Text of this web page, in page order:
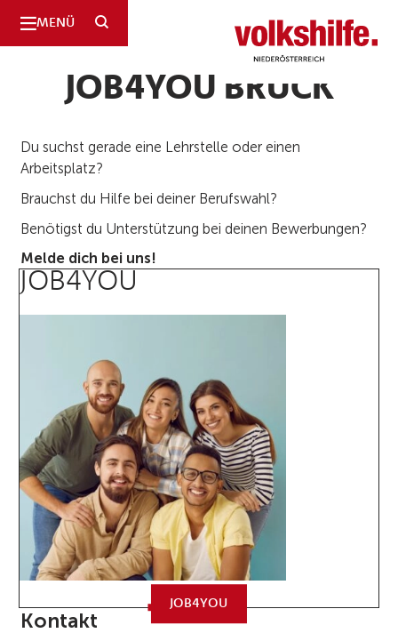
MENÜ SUCHE Niederösterreich
JOB4YOU BRUCK
Du suchst gerade eine Lehrstelle oder einen
Arbeitsplatz?
Brauchst du Hilfe bei deiner Berufswahl?
Benötigst du Unterstützung bei deinen Bewerbungen?
Melde dich bei uns!
JOB4YOU
JOB4YOU
Kontakt